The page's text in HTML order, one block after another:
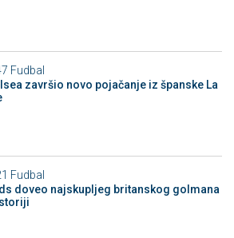
Fudbal
završio novo pojačanje iz španske La
Fudbal
doveo najskupljeg britanskog golmana